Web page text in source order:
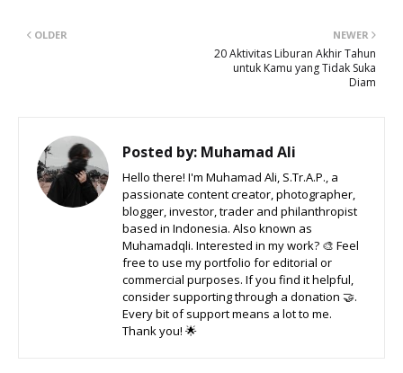
NEWER
20 Aktivitas Liburan Akhir Tahun
untuk Kamu yang Tidak Suka
Diam
OLDER
Posted by: Muhamad Ali
Hello there! I'm Muhamad Ali, S.Tr.A.P., a
passionate content creator, photographer,
blogger, investor, trader and philanthropist
based in Indonesia. Also known as
Muhamadqli. Interested in my work? 🎨 Feel
free to use my portfolio for editorial or
commercial purposes. If you find it helpful,
consider supporting through a donation 🤝.
Every bit of support means a lot to me.
Thank you! 🌟